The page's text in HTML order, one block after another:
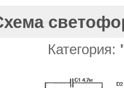
Категория: